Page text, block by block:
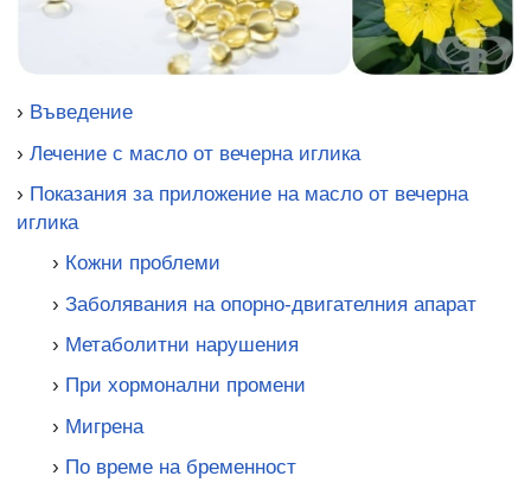
› Въведение
› Лечение с масло от вечерна иглика
› Показания за приложение на масло от вечерна
иглика
› Кожни проблеми
› Заболявания на опорно-двигателния апарат
› Метаболитни нарушения
› При хормонални промени
› Мигрена
› По време на бременност